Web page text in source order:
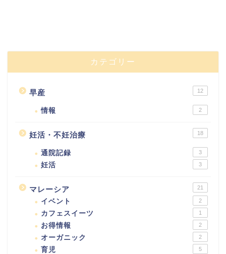
カテゴリー
早産 12
情報 2
妊活・不妊治療 18
通院記録 3
妊活 3
マレーシア 21
イベント 2
カフェスイーツ 1
お得情報 2
オーガニック 2
育児 5